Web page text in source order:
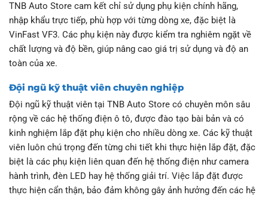
TNB Auto Store cam kết chỉ sử dụng phụ kiện chính hãng,
nhập khẩu trực tiếp, phù hợp với từng dòng xe, đặc biệt là
VinFast VF3. Các phụ kiện này được kiểm tra nghiêm ngặt về
chất lượng và độ bền, giúp nâng cao giá trị sử dụng và độ an
toàn của xe.
Đội ngũ kỹ thuật viên chuyên nghiệp
Đội ngũ kỹ thuật viên tại TNB Auto Store có chuyên môn sâu
rộng về các hệ thống điện ô tô, được đào tạo bài bản và có
kinh nghiệm lắp đặt phụ kiện cho nhiều dòng xe. Các kỹ thuật
viên luôn chú trọng đến từng chi tiết khi thực hiện lắp đặt, đặc
biệt là các phụ kiện liên quan đến hệ thống điện như camera
hành trình, đèn LED hay hệ thống giải trí. Việc lắp đặt được
thực hiện cẩn thận, bảo đảm không gây ảnh hưởng đến các hệ